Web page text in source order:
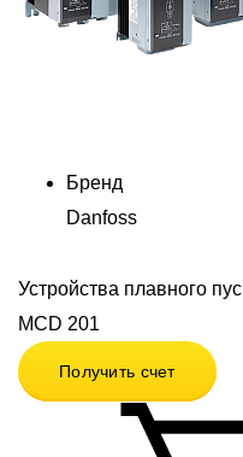
Бренд
Danfoss
Устройства плавного
MCD 201
Получить счет